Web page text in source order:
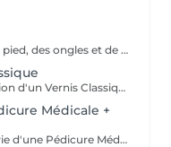
Soin professionnel axé sur la santé du pied, des ongles et de la peau, avec traitement des ongles incarnés, cors, durillons et callosités. Sans application de vernis.
Pédicure Médicale suivie de l'application d'un Vernis Classique. Convient aux clientes souhaitant un soin médical avec une finition Classique.
Médicale +
Dépose du Semi-Permanent/Gel, suivie d'une Pédicure Médicale et de l'application d'un nouveau Semi-Permanent sur les ongles des pieds. Recommandé lorsque du Semi-Permanent est déjà présent.